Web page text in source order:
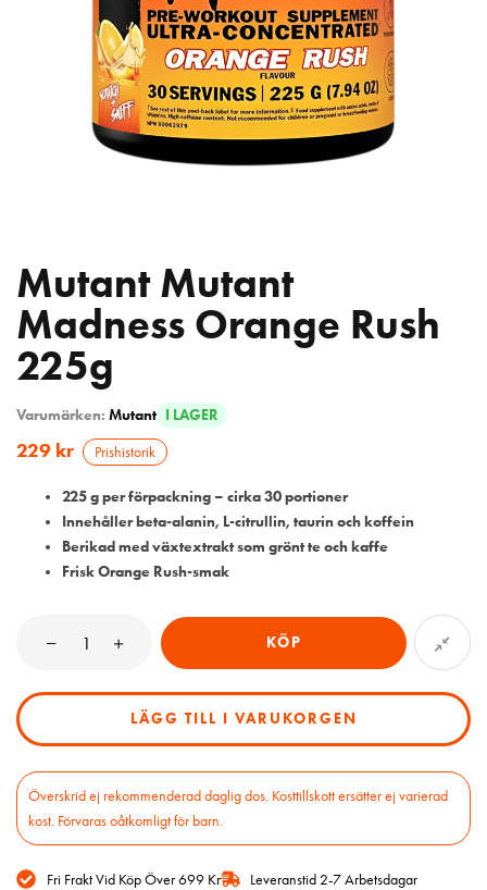
Mutant Mutant
Madness Orange Rush
225g
Varumärken: Mutant I LAGER
229 kr Prishistorik
225 g per förpackning – cirka 30 portioner
Innehåller beta-alanin, L-citrullin, taurin och koffein
Berikad med växtextrakt som grönt te och kaffe
Frisk Orange Rush-smak
KÖP
LÄGG TILL I VARUKORGEN
Överskrid ej rekommenderad daglig dos. Kosttillskott ersätter ej varierad
kost. Förvaras oåtkomligt för barn.
Fri Frakt Vid Köp Över 699 Kr Leveranstid 2-7 Arbetsdagar